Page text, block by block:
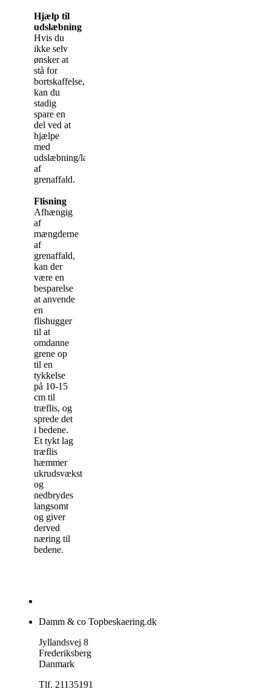
Hjælp til
udslæbning
Hvis du
ikke selv
ønsker at
stå for
bortskaffelse,
kan du
stadig
spare en
del ved at
hjælpe
med
udslæbning/læsning
af
grenaffald.
Flisning
Afhængig
af
mængderne
af
grenaffald,
kan der
være en
besparelse
at anvende
en
flishugger
til at
omdanne
grene op
til en
tykkelse
på 10-15
cm til
træflis, og
sprede det
i bedene.
Et tykt lag
træflis
hæmmer
ukrudsvækst
og
nedbrydes
langsomt
og giver
derved
næring til
bedene.
Damm & co Topbeskaering.dk
Jyllandsvej 8
Frederiksberg
Danmark
Tlf. 21135191